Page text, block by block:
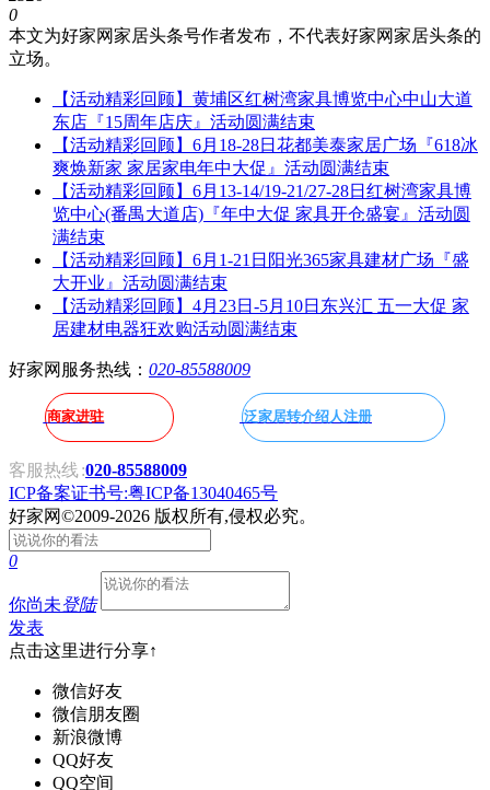
0
本文为好家网家居头条号作者发布，不代表好家网家居头条的
立场。
【活动精彩回顾】黄埔区红树湾家具博览中心中山大道
东店『15周年店庆』活动圆满结束
【活动精彩回顾】6月18-28日花都美泰家居广场『618冰
爽焕新家 家居家电年中大促』活动圆满结束
【活动精彩回顾】6月13-14/19-21/27-28日红树湾家具博
览中心(番禺大道店)『年中大促 家具开仓盛宴』活动圆
满结束
【活动精彩回顾】6月1-21日阳光365家具建材广场『盛
大开业』活动圆满结束
【活动精彩回顾】4月23日-5月10日东兴汇 五一大促 家
居建材电器狂欢购活动圆满结束
好家网服务热线： 020-85588009
商家进驻 泛家居转介绍人注册
客服热线 :020-85588009
ICP备案证书号:粤ICP备13040465号
好家网©2009-2026 版权所有,侵权必究。
0
你尚未登陆
发表
点击这里进行分享↑
微信好友
微信朋友圈
新浪微博
QQ好友
QQ空间